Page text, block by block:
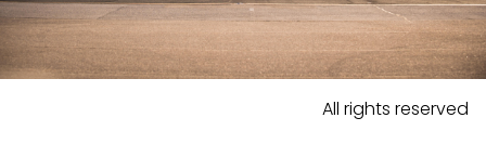
All rights reserved